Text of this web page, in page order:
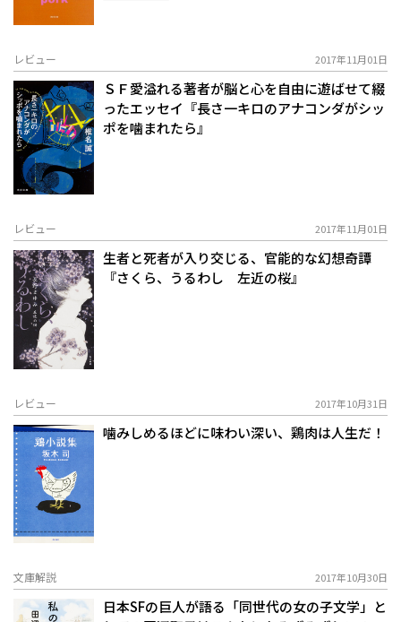
レビュー 2017年11月01日
ＳＦ愛溢れる著者が脳と心を自由に遊ばせて綴
ったエッセイ『長さ一キロのアナコンダがシッ
ポを噛まれたら』
レビュー 2017年11月01日
生者と死者が入り交じる、官能的な幻想奇譚
『さくら、うるわし 左近の桜』
レビュー 2017年10月31日
噛みしめるほどに味わい深い、鶏肉は人生だ！
文庫解説 2017年10月30日
日本SFの巨人が語る「同世代の女の子文学」と